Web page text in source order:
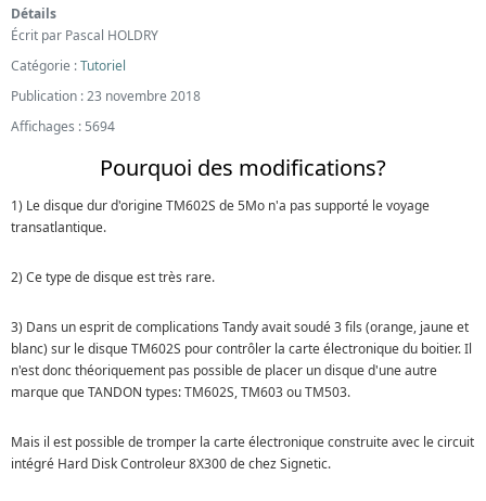
Détails
Écrit par Pascal HOLDRY
Catégorie :Tutoriel
Publication : 23 novembre 2018
Affichages : 5694
Pourquoi des modifications?
1) Le disque dur d'origine TM602S de 5Mo n'a pas supporté le voyage
transatlantique.
2) Ce type de disque est très rare.
3) Dans un esprit de complications Tandy avait soudé 3 fils (orange, jaune et
blanc) sur le disque TM602S pour contrôler la carte électronique du boitier. Il
n'est donc théoriquement pas possible de placer un disque d'une autre
marque que TANDON types: TM602S, TM603 ou TM503.
Mais il est possible de tromper la carte électronique construite avec le circuit
intégré Hard Disk Controleur 8X300 de chez Signetic.